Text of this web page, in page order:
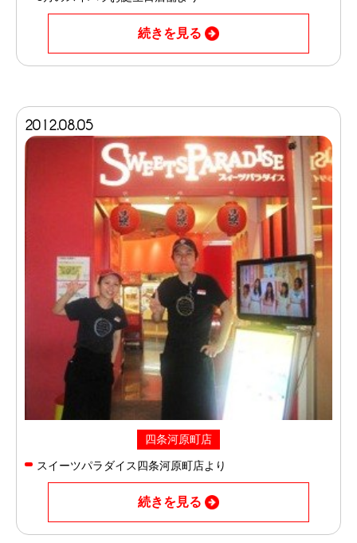
続きを見る
2012.08.05
四条河原町店
スイーツパラダイス四条河原町店より
続きを見る